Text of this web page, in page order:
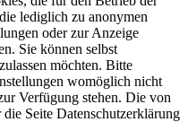
lediglich zu anonymen
oder zur Anzeige
Sie können selbst
möchten. Bitte
womöglich nicht
Verfügung stehen. Die von
Seite Datenschutzerklärung